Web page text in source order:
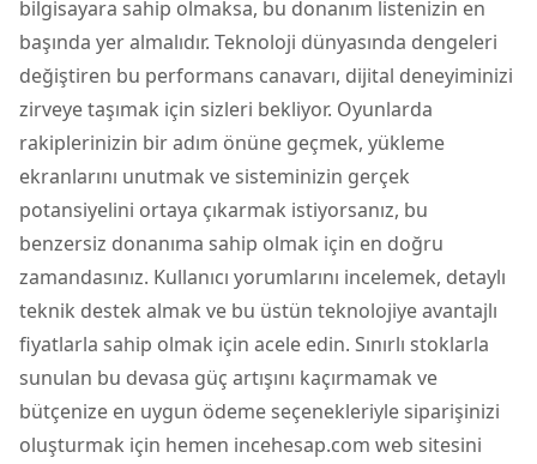
bilgisayara sahip olmaksa, bu donanım listenizin en
başında yer almalıdır. Teknoloji dünyasında dengeleri
değiştiren bu performans canavarı, dijital deneyiminizi
zirveye taşımak için sizleri bekliyor. Oyunlarda
rakiplerinizin bir adım önüne geçmek, yükleme
ekranlarını unutmak ve sisteminizin gerçek
potansiyelini ortaya çıkarmak istiyorsanız, bu
benzersiz donanıma sahip olmak için en doğru
zamandasınız. Kullanıcı yorumlarını incelemek, detaylı
teknik destek almak ve bu üstün teknolojiye avantajlı
fiyatlarla sahip olmak için acele edin. Sınırlı stoklarla
sunulan bu devasa güç artışını kaçırmamak ve
bütçenize en uygun ödeme seçenekleriyle siparişinizi
oluşturmak için hemen incehesap.com web sitesini